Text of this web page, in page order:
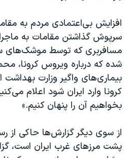
افزایش بی‌اعتمادی مردم به
سرپوش گذاشتن مقامات به
مسافربری که توسط موشک‌های
شده که درباره ویروس کرونا،
بیماری‌های واگیر وزارت بهداشت
کرونا وارد ایران شود اعلام
بخواهیم آن را پنهان کنیم.»
از سوی دیگر گزارش‌ها حاکی از
پشت مرزهای غرب ایران است،